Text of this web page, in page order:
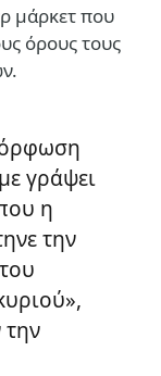
μάρκετ που
όρους τους
γράψει
η
την